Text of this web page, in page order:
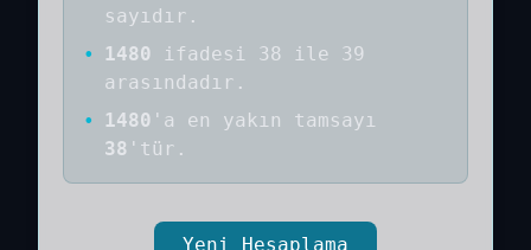
sayıdır .
•
1480
ifadesi 38 ile 39
arasındadır.
•
1480 'a en yakın tamsayı
38 'tür.
Yeni Hesaplama